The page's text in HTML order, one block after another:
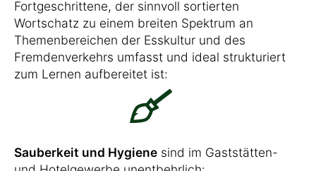
Fortgeschrittene, der sinnvoll sortierten
Wortschatz zu einem breiten Spektrum an
Themenbereichen der Esskultur und des
Fremdenverkehrs umfasst und ideal strukturiert
zum Lernen aufbereitet ist:
Sauberkeit und Hygiene sind im Gaststätten-